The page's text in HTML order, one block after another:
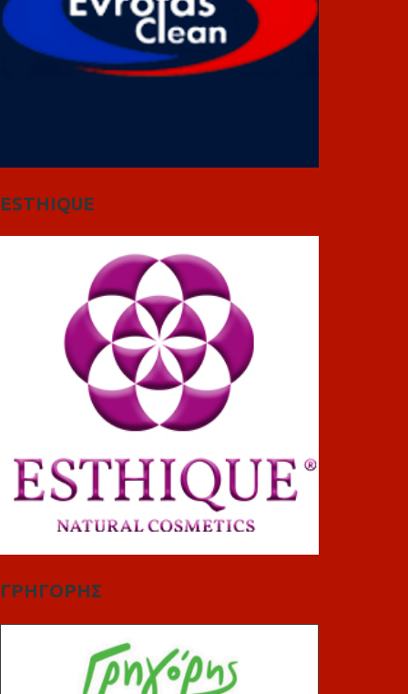
ESTHIQUE
ΓΡΗΓΟΡΗΣ